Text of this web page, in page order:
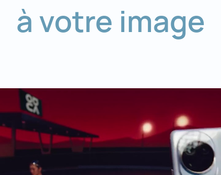
à votre image